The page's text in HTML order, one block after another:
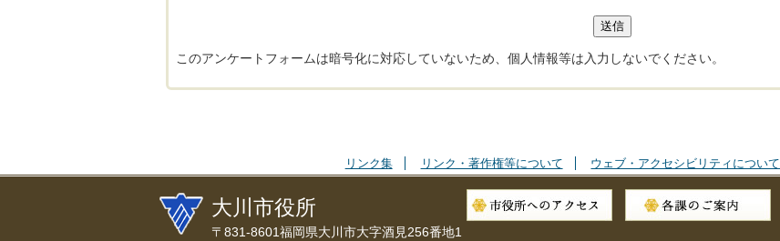
このアンケートフォームは暗号化に対応していないため、個人情報等は入力しないでください。
リンク集 リンク・著作権等について ウェブ・アクセシビリティについて
大川市役所
〒831-8601福岡県大川市大字酒見256番地1